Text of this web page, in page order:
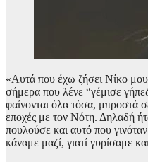
«Αυτά που έχω ζήσει Νίκο
σήμερα που λένε “γέμισε
φαίνονται όλα τόσα, μπροστά
εποχές με τον Νότη. Δηλαδή
πουλούσε και αυτό που
κάναμε μαζί, γιατί γυρίσαμε